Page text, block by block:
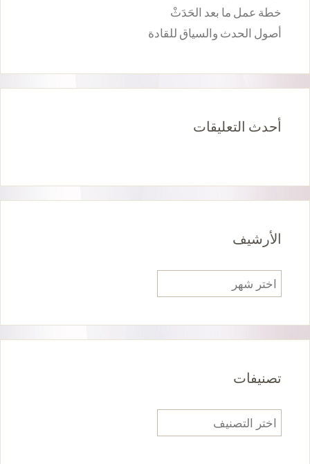
خطة عمل ما بعد الحَدَثْ
أصول الحدث والسياق للقادة
أحدث التعليقات
الأرشيف
الأرشيف
تصنيفات
تصنيفات